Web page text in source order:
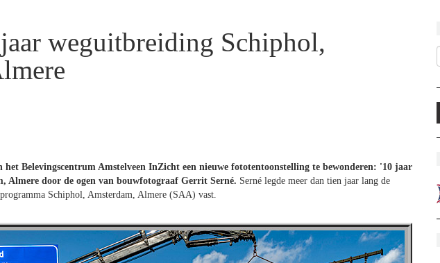
weguitbreiding Schiphol,
het Belevingscentrum Amstelveen InZicht een nieuwe fototentoonstelling te bewonderen: '10 jaar
Almere door de ogen van bouwfotograaf Gerrit Serné. Serné legde meer dan tien jaar lang de
Schiphol, Amsterdam, Almere (SAA) vast.